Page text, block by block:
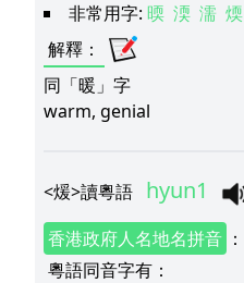
非常用字: 㬉 渜 濡 煗
解釋 ：
同「暖」字
warm, genial
<煖>讀粵語 hyun1
香港政府人名地名拼音 ：
粵語同音字有 ：